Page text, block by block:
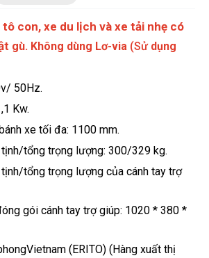
tô con, xe du lịch và xe tải nhẹ có
gù. Không dùng Lơ-via (Sử dụng
50Hz.
Kw.
xe tối đa: 1100 mm.
tổng trọng lượng: 300/329 kg.
tổng trọng lượng của cánh tay trợ
gói cánh tay trợ giúp: 1020 * 380 *
(ERITO) (Hàng xuất thị